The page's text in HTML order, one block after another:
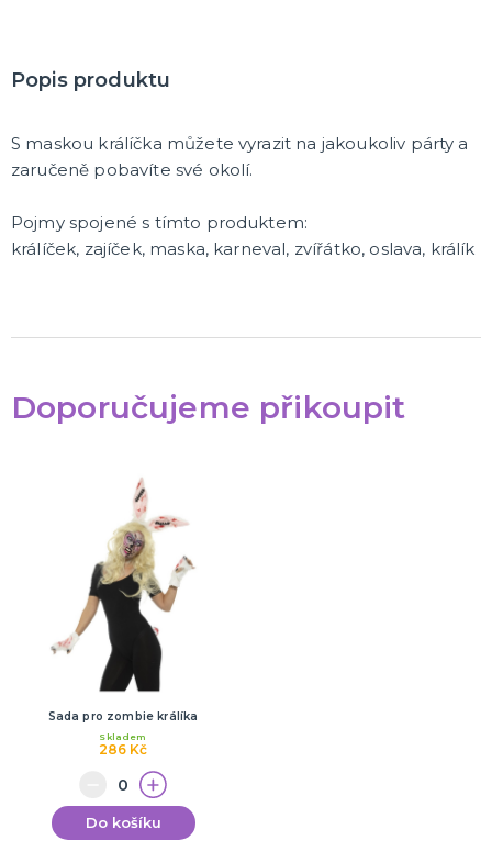
Popis produktu
S maskou králíčka můžete vyrazit na jakoukoliv párty a
zaručeně pobavíte své okolí.
Pojmy spojené s tímto produktem:
králíček, zajíček, maska, karneval, zvířátko, oslava, králík
Doporučujeme přikoupit
Sada pro zombie králíka
286 Kč
Skladem
Do košíku